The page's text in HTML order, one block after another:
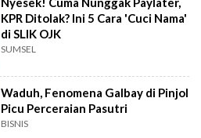
KPR Ditolak? Ini 5 Cara 'Cuci Nama'
di SLIK OJK
SUMSEL
Waduh, Fenomena Galbay di Pinjol
Picu Perceraian Pasutri
BISNIS